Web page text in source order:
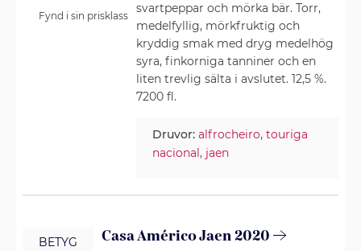
Fynd i sin prisklass
svartpeppar och mörka bär. Torr,
medelfyllig, mörkfruktig och
kryddig smak med dryg medelhög
syra, finkorniga tanniner och en
liten trevlig sälta i avslutet. 12,5 %.
7200 fl.
Druvor: alfrocheiro,touriga
nacional, jaen
BETYG Casa Américo Jaen 2020